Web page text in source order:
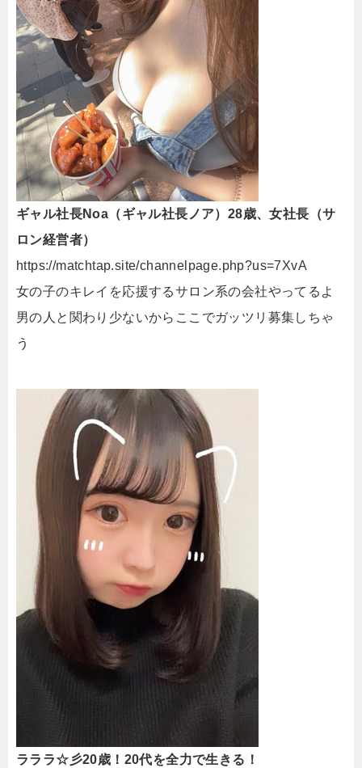
ギャル社長Noa（ギャル社長ノア）28歳、女社長（サ
ロン経営者）
https://matchtap.site/channelpage.php?us=7XvA
女の子のキレイを応援するサロン系の会社やってるよ
男の人と関わり少ないからここでガッツリ募集しちゃ
う
ラララ☆彡20歳！20代を全力で生きる！